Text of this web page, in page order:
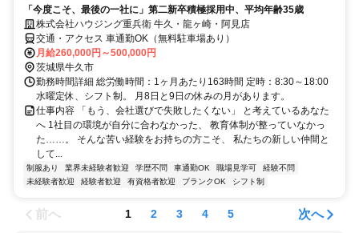
「今度こそ、最後の一社に」第二新卒積極採用中、平均年齢35歳
株式会社ハウジング重兵衛 牛久・龍ヶ崎・阿見店
交通・アクセス 車通勤OK（無料駐車場あり）
月給260,000円～500,000円
茨城県牛久市
勤務時間詳細 総労働時間：1ヶ月あたり163時間 定時：8:30～18:00
水曜定休、シフト制。 月8日と9日の休みの月があります。
仕事内容 「もう、会社選びで失敗したくない」 と考えているあなた
へ 1社目の環境が自分に合わなかった、 教育体制が整っていなかっ
た……。 そんな苦い経験をお持ちの方こそ、 私たちの新しい仲間と
して...
制服あり 業界未経験者歓迎 学歴不問 車通勤OK 職場見学可
経験不問
未経験者歓迎
経験者歓迎 有資格者歓迎 ブランクOK シフト制
前へ 1 2 3 4 5 次へ